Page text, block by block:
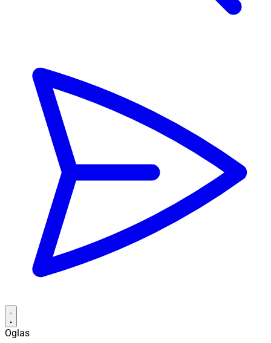
Oglas